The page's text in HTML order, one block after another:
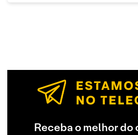
Receba o melhor